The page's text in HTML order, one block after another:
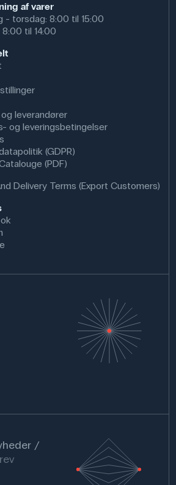
af varer
- torsdag: 8:00 til 15:00
8:00 til 14:00
leverandører
og leveringsbetingelser
(GDPR)
(PDF)
Delivery Terms (Export Customers)